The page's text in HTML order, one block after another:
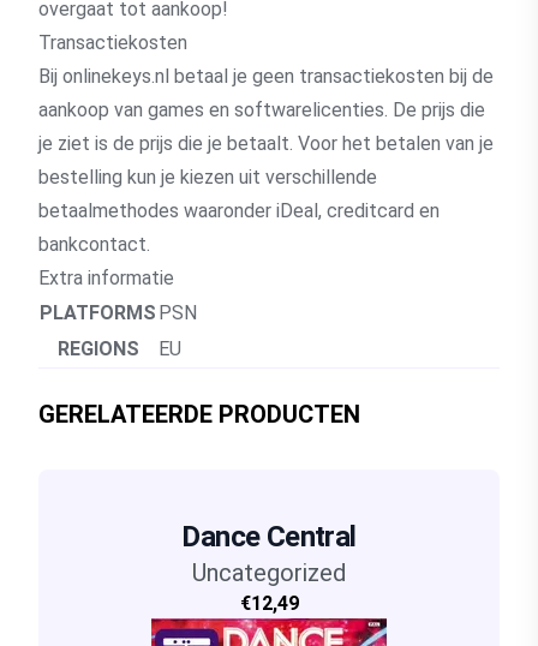
overgaat tot aankoop!
Transactiekosten
Bij onlinekeys.nl betaal je geen transactiekosten bij de
aankoop van games en softwarelicenties. De prijs die
je ziet is de prijs die je betaalt. Voor het betalen van je
bestelling kun je kiezen uit verschillende
betaalmethodes waaronder iDeal, creditcard en
bankcontact.
Extra informatie
PLATFORMS PSN
REGIONS
EU
GERELATEERDE PRODUCTEN
Dance Central
Uncategorized
€12,49